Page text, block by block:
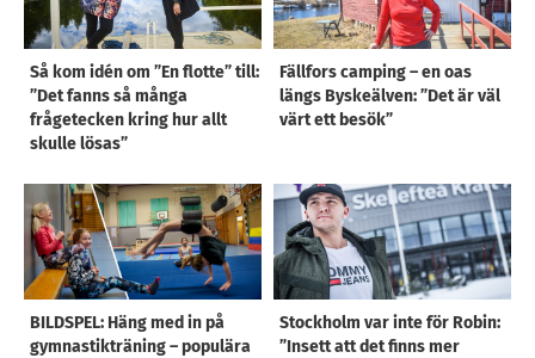
Så kom idén om ”En flotte” till:
”Det fanns så många
frågetecken kring hur allt
skulle lösas”
Fällfors camping – en oas
längs Byskeälven: ”Det är väl
värt ett besök”
BILDSPEL: Häng med in på
gymnastikträning – populära
Stockholm var inte för Robin:
”Insett att det finns mer